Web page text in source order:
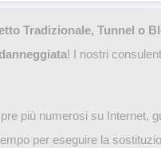
Tradizionale, Tunnel o
! I nostri
più numerosi su Internet,
per eseguire la